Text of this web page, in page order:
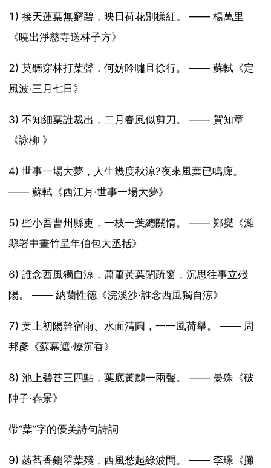
1) 接天蓮葉無窮碧，映日荷花別樣紅。 —— 楊萬里
《曉出淨慈寺送林子方》
2) 莫聽穿林打葉聲，何妨吟嘯且徐行。 —— 蘇軾《定
風波·三月七日》
3) 不知細葉誰裁出，二月春風似剪刀。 —— 賀知章
《詠柳 》
4) 世事一場大夢，人生幾度秋涼?夜來風葉已鳴廊。
—— 蘇軾《西江月·世事一場大夢》
5) 些小吾曹州縣吏，一枝一葉總關情。 —— 鄭燮《濰
縣署中畫竹呈年伯包大丞括》
6) 誰念西風獨自涼，蕭蕭黃葉閉疏窗，沉思往事立殘
陽。 —— 納蘭性德《浣溪沙·誰念西風獨自涼》
7) 葉上初陽幹宿雨、水面清圓，一一風荷舉。 —— 周
邦彥《蘇幕遮·燎沉香》
8) 池上碧苔三四點，葉底黃鸝一兩聲。 —— 晏殊《破
陣子·春景》
帶“葉”字的優美詩句詩詞
9) 菡萏香銷翠葉殘，西風愁起綠波間。 —— 李璟《攤